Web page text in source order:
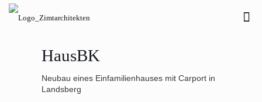
HausBK
Neubau eines Einfamilienhauses mit Carport in
Landsberg